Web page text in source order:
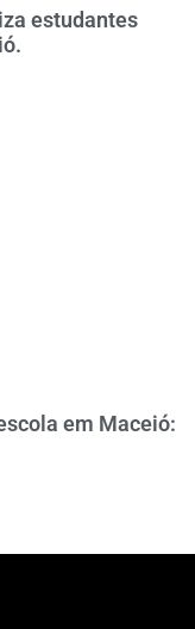
estudantes
em Maceió: